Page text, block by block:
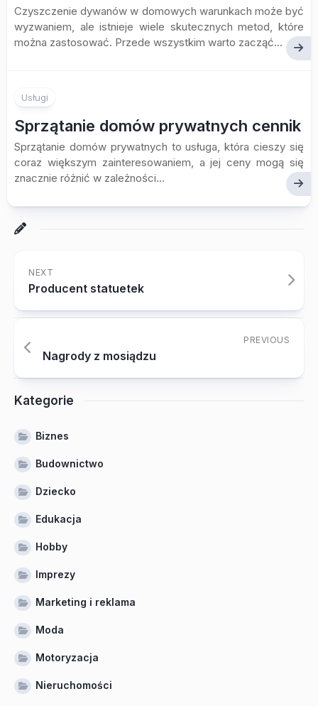
Czyszczenie dywanów w domowych warunkach może być
wyzwaniem, ale istnieje wiele skutecznych metod, które
można zastosować. Przede wszystkim warto zacząć...
Usługi
Sprzątanie domów prywatnych cennik
Sprzątanie domów prywatnych to usługa, która cieszy się
coraz większym zainteresowaniem, a jej ceny mogą się
znacznie różnić w zależności...
NEXT
Producent statuetek
PREVIOUS
Nagrody z mosiądzu
Kategorie
Biznes
Budownictwo
Dziecko
Edukacja
Hobby
Imprezy
Marketing i reklama
Moda
Motoryzacja
Nieruchomości